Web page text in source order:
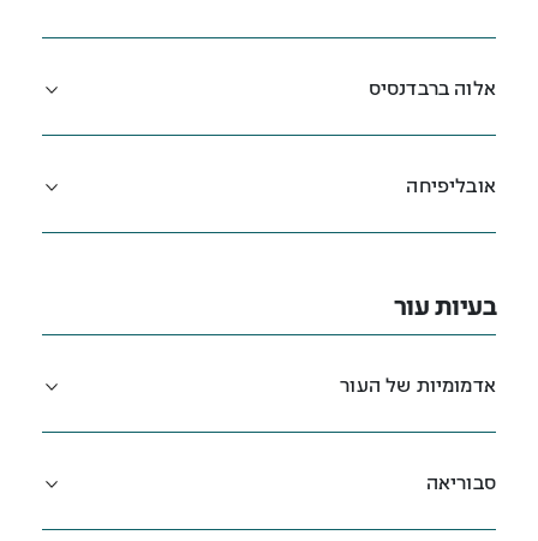
אלוה ברבדנסיס
אובליפיחה
בעיות עור
אדמומיות של העור
סבוריאה